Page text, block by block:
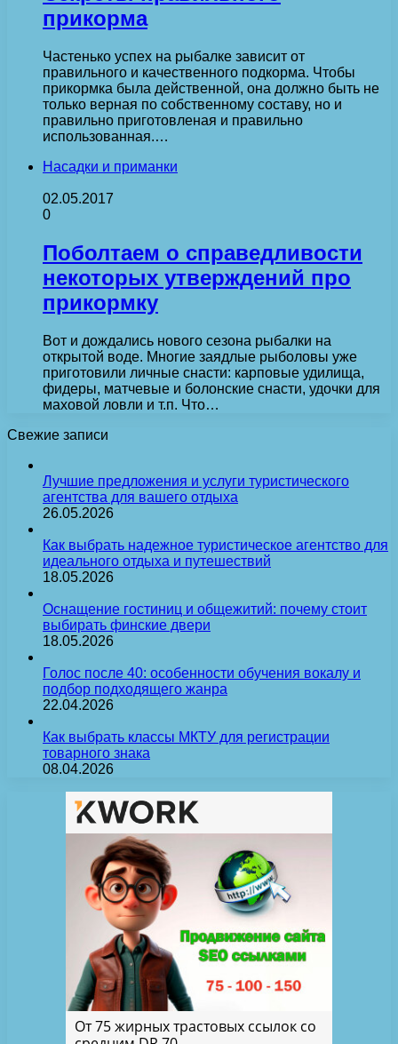
прикорма
Частенько успех на рыбалке зависит от
правильного и качественного подкорма. Чтобы
прикормка была действенной, она должно быть не
только верная по собственному составу, но и
правильно приготовленая и правильно
использованная.…
Насадки и приманки
02.05.2017
0
Поболтаем о справедливости
некоторых утверждений про
прикормку
Вот и дождались нового сезона рыбалки на
открытой воде. Многие заядлые рыболовы уже
приготовили личные снасти: карповые удилища,
фидеры, матчевые и болонские снасти, удочки для
маховой ловли и т.п. Что…
Свежие записи
Лучшие предложения и услуги туристического
агентства для вашего отдыха
26.05.2026
Как выбрать надежное туристическое агентство для
идеального отдыха и путешествий
18.05.2026
Оснащение гостиниц и общежитий: почему стоит
выбирать финские двери
18.05.2026
Голос после 40: особенности обучения вокалу и
подбор подходящего жанра
22.04.2026
Как выбрать классы МКТУ для регистрации
товарного знака
08.04.2026